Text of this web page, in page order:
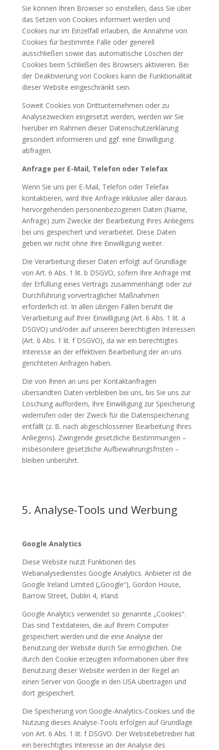
Sie können Ihren Browser so einstellen, dass Sie über
das Setzen von Cookies informiert werden und
Cookies nur im Einzelfall erlauben, die Annahme von
Cookies für bestimmte Fälle oder generell
ausschließen sowie das automatische Löschen der
Cookies beim Schließen des Browsers aktivieren. Bei
der Deaktivierung von Cookies kann die Funktionalität
dieser Website eingeschränkt sein.
Soweit Cookies von Drittunternehmen oder zu
Analysezwecken eingesetzt werden, werden wir Sie
hierüber im Rahmen dieser Datenschutzerklärung
gesondert informieren und ggf. eine Einwilligung
abfragen.
Anfrage per E-Mail, Telefon oder Telefax
Wenn Sie uns per E-Mail, Telefon oder Telefax
kontaktieren, wird Ihre Anfrage inklusive aller daraus
hervorgehenden personenbezogenen Daten (Name,
Anfrage) zum Zwecke der Bearbeitung Ihres Anliegens
bei uns gespeichert und verarbeitet. Diese Daten
geben wir nicht ohne Ihre Einwilligung weiter.
Die Verarbeitung dieser Daten erfolgt auf Grundlage
von Art. 6 Abs. 1 lit. b DSGVO, sofern Ihre Anfrage mit
der Erfüllung eines Vertrags zusammenhängt oder zur
Durchführung vorvertraglicher Maßnahmen
erforderlich ist. In allen übrigen Fällen beruht die
Verarbeitung auf Ihrer Einwilligung (Art. 6 Abs. 1 lit. a
DSGVO) und/oder auf unseren berechtigten Interessen
(Art. 6 Abs. 1 lit. f DSGVO), da wir ein berechtigtes
Interesse an der effektiven Bearbeitung der an uns
gerichteten Anfragen haben.
Die von Ihnen an uns per Kontaktanfragen
übersandten Daten verbleiben bei uns, bis Sie uns zur
Löschung auffordern, Ihre Einwilligung zur Speicherung
widerrufen oder der Zweck für die Datenspeicherung
entfällt (z. B. nach abgeschlossener Bearbeitung Ihres
Anliegens). Zwingende gesetzliche Bestimmungen –
insbesondere gesetzliche Aufbewahrungsfristen –
bleiben unberührt.
5. Analyse-Tools und Werbung
Google Analytics
Diese Website nutzt Funktionen des
Webanalysedienstes Google Analytics. Anbieter ist die
Google Ireland Limited („Google“), Gordon House,
Barrow Street, Dublin 4, Irland.
Google Analytics verwendet so genannte „Cookies“.
Das sind Textdateien, die auf Ihrem Computer
gespeichert werden und die eine Analyse der
Benutzung der Website durch Sie ermöglichen. Die
durch den Cookie erzeugten Informationen über Ihre
Benutzung dieser Website werden in der Regel an
einen Server von Google in den USA übertragen und
dort gespeichert.
Die Speicherung von Google-Analytics-Cookies und die
Nutzung dieses Analyse-Tools erfolgen auf Grundlage
von Art. 6 Abs. 1 lit. f DSGVO. Der Websitebetreiber hat
ein berechtigtes Interesse an der Analyse des